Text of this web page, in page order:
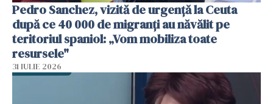
Pedro Sanchez, vizită de urgență la Ceuta
după ce 40 000 de migranți au năvălit pe
teritoriul spaniol: „Vom mobiliza toate
resursele"
31 IULIE 2026